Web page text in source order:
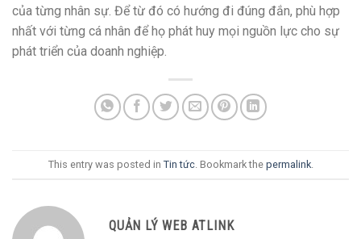
của từng nhân sự. Để từ đó có hướng đi đúng đắn, phù hợp
nhất với từng cá nhân để họ phát huy mọi nguồn lực cho sự
phát triển của doanh nghiệp.
This entry was posted in Tin tức. Bookmark the permalink.
QUẢN LÝ WEB ATLINK